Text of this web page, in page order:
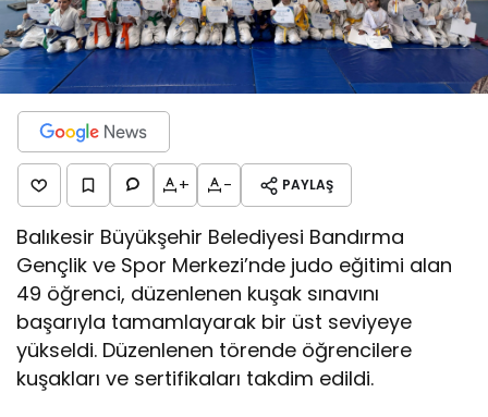
+ - PAYLAŞ
Balıkesir Büyükşehir Belediyesi Bandırma
Gençlik ve Spor Merkezi’nde judo eğitimi alan
49 öğrenci, düzenlenen kuşak sınavını
başarıyla tamamlayarak bir üst seviyeye
yükseldi. Düzenlenen törende öğrencilere
kuşakları ve sertifikaları takdim edildi.